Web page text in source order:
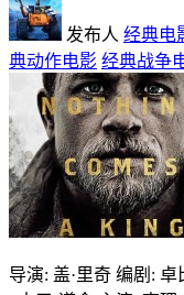
发布人 经典电
典动作电影 经典战争
导演: 盖·里奇 编剧: 卓